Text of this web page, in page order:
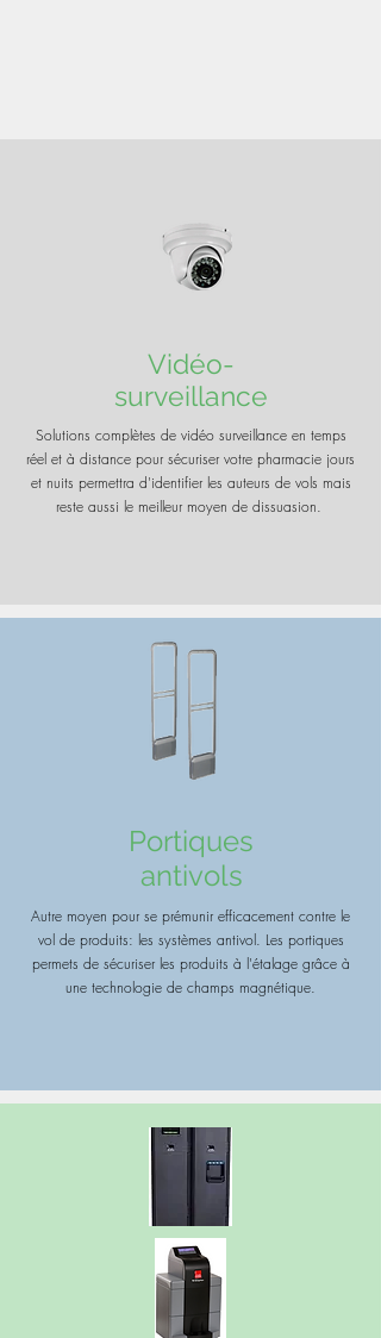
Vidéo-
surveillance
Solutions complètes de vidéo surveillance en temps
réel et à distance pour sécuriser votre pharmacie jours
et nuits permettra d'identifier les auteurs de vols mais
reste aussi le meilleur moyen de dissuasion.
Portiques
antivols
Autre moyen pour se prémunir efficacement contre le
vol de produits: les systèmes antivol. Les portiques
permets de sécuriser les produits à l'étalage grâce à
une technologie de champs magnétique.